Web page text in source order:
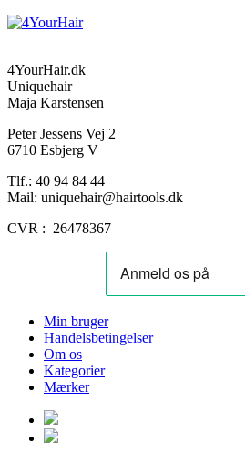
4YourHair.dk
Uniquehair
Maja Karstensen
Peter Jessens Vej 2
6710 Esbjerg V
Tlf.: 40 94 84 44
Mail: uniquehair@hairtools.dk
CVR : 26478367
Min bruger
Handelsbetingelser
Om os
Kategorier
Mærker